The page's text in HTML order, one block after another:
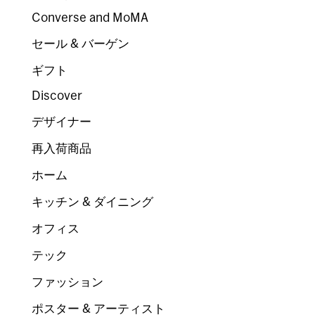
Converse and MoMA
セール & バーゲン
ギフト
Discover
デザイナー
再入荷商品
ホーム
キッチン & ダイニング
オフィス
テック
ファッション
ポスター & アーティスト